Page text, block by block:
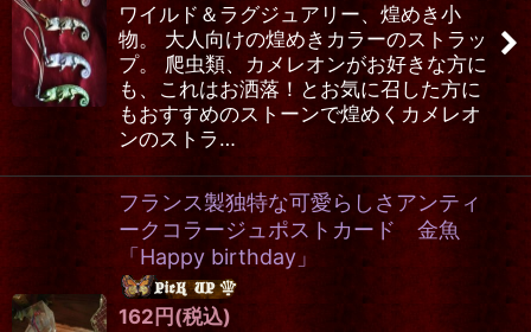
ワイルド＆ラグジュアリー、煌めき小
物。 大人向けの煌めきカラーのストラッ
プ。 爬虫類、カメレオンがお好きな方に
も、これはお洒落！とお気に召した方に
もおすすめのストーンで煌めくカメレオ
ンのストラ…
フランス製独特な可愛らしさアンティ
ークコラージュポストカード 金魚
「Happy birthday」
162円(税込)